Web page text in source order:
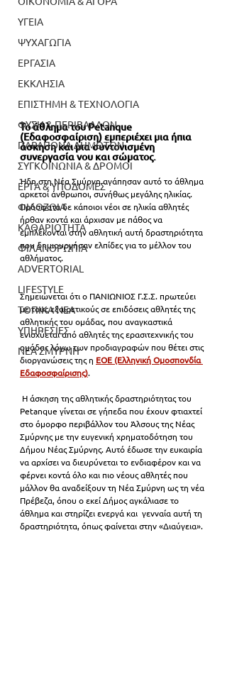
ΥΓΕΙΑ
ΨΥΧΑΓΩΓΙΑ
ΕΡΓΑΣΙΑ
ΕΚΚΛΗΣΙΑ
ΕΠΙΣΤΗΜΗ & ΤΕΧΝΟΛΟΓΙΑ
ΦΥΣΗ & ΠΕΡΙΒΑΛΛΟΝ
ΠΑΡΑΠΟΝΑ ΔΗΜΟΤΩΝ
ΣΥΓΚΟΙΝΩΝΙΑ & ΔΡΟΜΟΙ
ΕΡΓΑ & ΥΠΟΔΟΜΕΣ
ΦΙΛΟΖΩΙΑ
ΚΑΘΑΡΙΟΤΗΤΑ
ΦΙΛΑΝΘΡΩΠΙΑ
ADVERTORIAL
LIFESTYLE
ΤΟΠΙΚΑ ΝΕΑ
ΥΠΗΡΕΣΙΕΣ
ΝΕΑ ΣΜΥΡΝΗ
Το άθλημα του Petanque
(Εδαφοσφαίριση) εμπεριέχει μια ήπια
άσκηση και μια συντονισμένη
συνεργασία νου και σώματος.
Ήδη στη Νέα Σμύρνη αγάπησαν αυτό το άθλημα
αρκετοί άνθρωποι, συνήθως μεγάλης ηλικίας.
Πρόσφατα δε κάποιοι νέοι σε ηλικία αθλητές
ήρθαν κοντά και άρχισαν με πάθος να
εμπλέκονται στην αθλητική αυτή δραστηριότητα
που δημιουργήσαν ελπίδες για το μέλλον του
αθλήματος.
Σημειώνεται ότι ο ΠΑΝΙΩΝΙΟΣ Γ.Σ.Σ. πρωτεύει
με τους εξαιρετικούς σε επιδόσεις αθλητές της
αθλητικής του ομάδας, που αναγκαστικά
ενισχύεται από αθλητές της ερασιτεχνικής του
ομάδας λόγω των προδιαγραφών που θέτει στις
διοργανώσεις της η ΕΟΕ (Ελληνική Ομοσπονδία
Εδαφοσφαίρισης).
Η άσκηση της αθλητικής δραστηριότητας του
Petanque γίνεται σε γήπεδα που έχουν φτιαχτεί
στο όμορφο περιβάλλον του Άλσους της Νέας
Σμύρνης με την ευγενική χρηματοδότηση του
Δήμου Νέας Σμύρνης. Αυτό έδωσε την ευκαιρία
να αρχίσει να διευρύνεται το ενδιαφέρον και να
φέρνει κοντά όλο και πιο νέους αθλητές που
μάλλον θα αναδείξουν τη Νέα Σμύρνη ως τη νέα
Πρέβεζα, όπου ο εκεί Δήμος αγκάλιασε το
άθλημα και στηρίζει ενεργά και  γενναία αυτή τη
δραστηριότητα, όπως φαίνεται στην «Διαύγεια».